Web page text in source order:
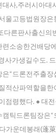
사,주러시아대
울고등법원장
다른판사출신의
소송한건배당
사가생길수도.
“드론전주 출
적산파역할을
점령했다. ● 대
틱드론팀장은“
가운데봉래(蓬